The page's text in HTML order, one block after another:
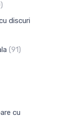
discuri
(91)
cu